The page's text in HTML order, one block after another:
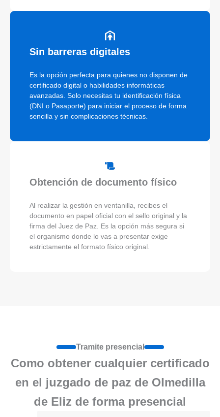
Sin barreras digitales
Es la opción perfecta para quienes no disponen de
certificado digital o habilidades informáticas
avanzadas. Solo necesitas tu identificación física
(DNI o Pasaporte) para iniciar el proceso de forma
sencilla y sin complicaciones técnicas.
Obtención de documento físico
Al realizar la gestión en ventanilla, recibes el
documento en papel oficial con el sello original y la
firma del Juez de Paz. Es la opción más segura si
el organismo donde lo vas a presentar exige
estrictamente el formato físico original.
Tramite presencial
Como obtener cualquier certificado
en el juzgado de paz de Olmedilla
de Eliz de forma presencial